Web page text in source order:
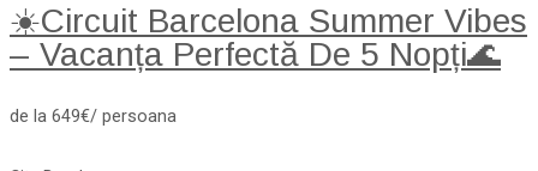
☀️Circuit Barcelona Summer Vibes
– Vacanța Perfectă De 5 Nopți🌊
de la 649€/ persoana